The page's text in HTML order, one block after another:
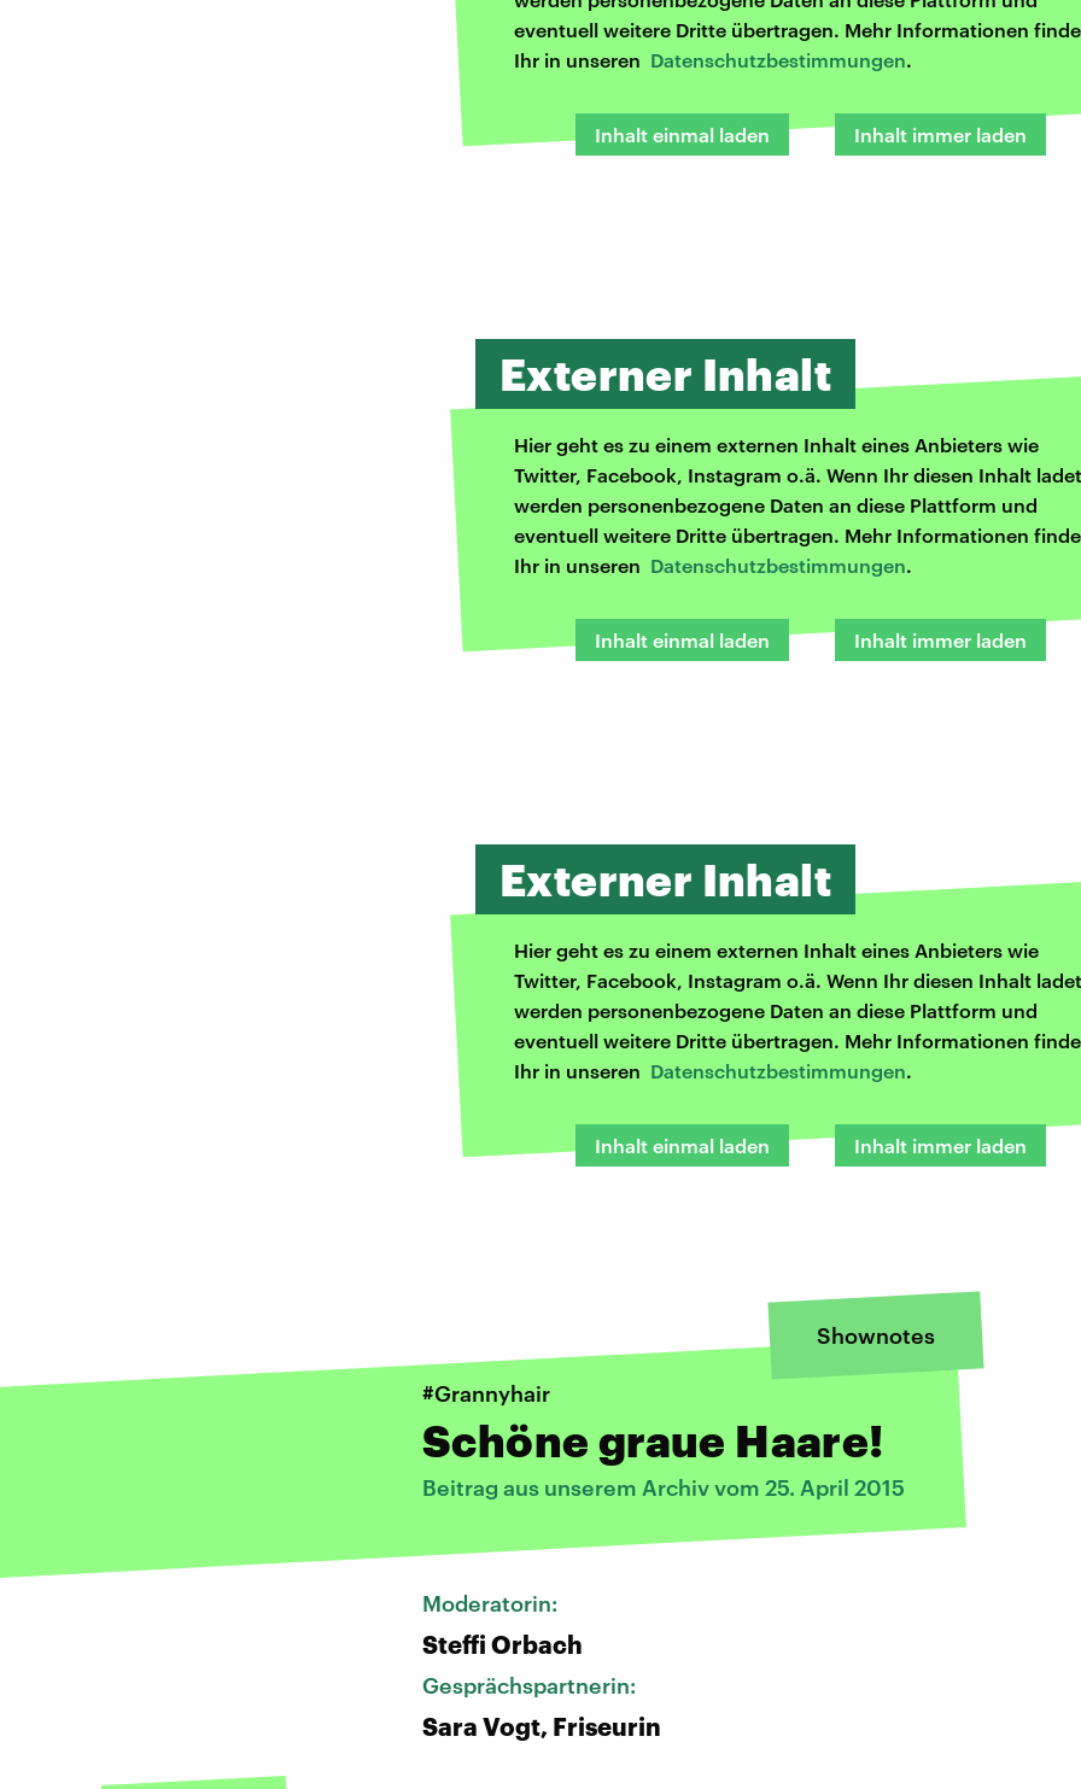
eventuell weitere Dritte übertragen. Mehr Informationen
Ihr in unseren Datenschutzbestimmungen.
Inhalt einmal laden Inhalt immer laden
Externer Inhalt
Hier geht es zu einem externen Inhalt eines Anbieters wie
Twitter, Facebook, Instagram o.ä. Wenn Ihr diesen Inhalt
werden personenbezogene Daten an diese Plattform und
eventuell weitere Dritte übertragen. Mehr Informationen
Ihr in unseren Datenschutzbestimmungen.
Inhalt einmal laden Inhalt immer laden
Externer Inhalt
Hier geht es zu einem externen Inhalt eines Anbieters wie
Twitter, Facebook, Instagram o.ä. Wenn Ihr diesen Inhalt
werden personenbezogene Daten an diese Plattform und
eventuell weitere Dritte übertragen. Mehr Informationen
Ihr in unseren Datenschutzbestimmungen.
Inhalt einmal laden Inhalt immer laden
Shownotes
#Grannyhair
Schöne graue Haare!
Beitrag aus unserem Archiv vom 25. April 2015
Moderatorin:
Steffi Orbach
Gesprächspartnerin:
Sara Vogt, Friseurin